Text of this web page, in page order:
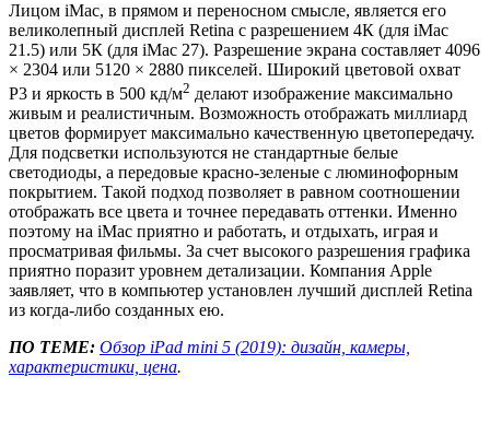
Лицом iMac, в прямом и переносном смысле, является его
великолепный дисплей Retina с разрешением 4К (для iMac
21.5) или 5К (для iMac 27). Разрешение экрана составляет 4096
× 2304 или 5120 × 2880 пикселей. Широкий цветовой охват
Р3 и яркость в 500 кд/м2 делают изображение максимально
живым и реалистичным. Возможность отображать миллиард
цветов формирует максимально качественную цветопередачу.
Для подсветки используются не стандартные белые
светодиоды, а передовые красно-зеленые с люминофорным
покрытием. Такой подход позволяет в равном соотношении
отображать все цвета и точнее передавать оттенки. Именно
поэтому на iMac приятно и работать, и отдыхать, играя и
просматривая фильмы. За счет высокого разрешения графика
приятно поразит уровнем детализации. Компания Apple
заявляет, что в компьютер установлен лучший дисплей Retina
из когда-либо созданных ею.
ПО ТЕМЕ: Обзор iPad mini 5 (2019): дизайн, камеры,
характеристики, цена.